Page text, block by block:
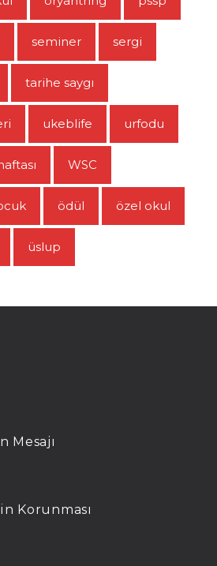
seminer sergi
tarihe saygı
ukeblife urfodu
WSC
ödül özel okul
üslup
Mesajı
Korunması